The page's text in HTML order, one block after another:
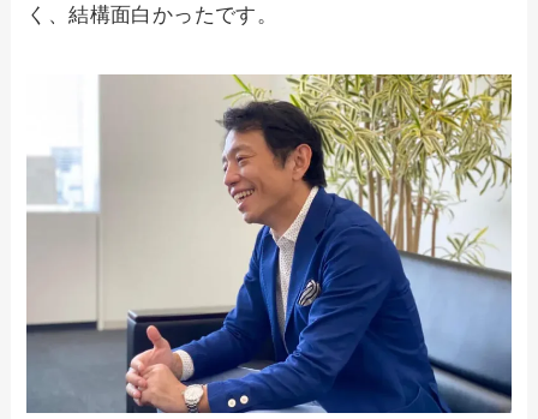
く、結構面白かったです。